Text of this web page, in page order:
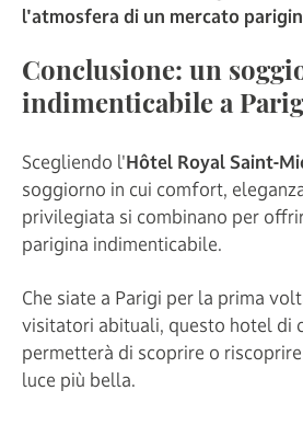
l'atmosfera di un mercato
Conclusione: un
indimenticabile a
Scegliendo l'Hôtel Royal Saint-
soggiorno in cui comfort,
privilegiata si combinano per
parigina indimenticabile.
Che siate a Parigi per la prima
visitatori abituali, questo hotel di
permetterà di scoprire o
luce più bella.